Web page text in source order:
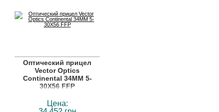
Оптический прицел
Vector Optics
Continental 34MM 5-
30X56 FFP
Цена: